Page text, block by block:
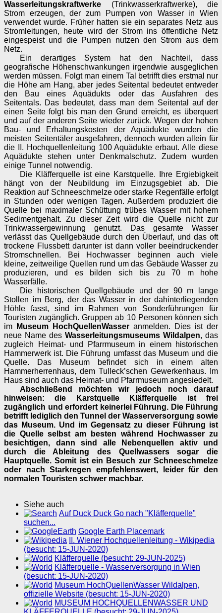
Wasserleitungskraftwerke (Trinkwasserkraftwerke), die
Strom erzeugen, der zum Pumpen von Wasser in Wien
verwendet wurde. Früher hatten sie ein separates Netz aus
Stromleitungen, heute wird der Strom ins öffentliche Netz
eingespeist und die Pumpen nutzen den Strom aus dem
Netz.
Ein derartiges System hat den Nachteil, dass
geografische Höhenschwankungen irgendwie ausgeglichen
werden müssen. Folgt man einem Tal betrifft dies erstmal nur
die Höhe am Hang, aber jedes Seitental bedeutet entweder
den Bau eines Aquädukts oder das Ausfahren des
Seitentals. Das bedeutet, dass man dem Seitental auf der
einen Seite folgt bis man den Grund erreicht, es überquert
und auf der anderen Seite wieder zurück. Wegen der hohen
Bau- und Erhaltungskosten der Aquädukte wurden die
meisten Seitentäler ausgefahren, dennoch wurden allein für
die II. Hochquellenleitung 100 Aquädukte erbaut. Alle diese
Aquädukte stehen unter Denkmalschutz. Zudem wurden
einige Tunnel notwendig.
Die Kläfferquelle ist eine Karstquelle. Ihre Ergiebigkeit
hängt von der Neubildung im Einzugsgebiet ab. Die
Reaktion auf Schneeschmelze oder starke Regenfälle erfolgt
in Stunden oder wenigen Tagen. Außerdem produziert die
Quelle bei maximaler Schüttung trübes Wasser mit hohem
Sedimentgehalt. Zu dieser Zeit wird die Quelle nicht zur
Trinkwassergewinnung genutzt. Das gesamte Wasser
verlässt das Quellgebäude durch den Überlauf, und das oft
trockene Flussbett darunter ist dann voller beeindruckender
Stromschnellen. Bei Hochwasser beginnen auch viele
kleine, zeitweilige Quellen rund um das Gebäude Wasser zu
produzieren, und es bilden sich bis zu 70 m hohe
Wasserfälle.
Die historischen Quellgebäude und der 90 m lange
Stollen im Berg, der das Wasser in der dahinterliegenden
Höhle fasst, sind im Rahmen von Sonderführungen für
Touristen zugänglich. Gruppen ab 10 Personen können sich
im
Museum HochQuellenWasser anmelden. Dies ist der
neue Name des Wasserleitungsmuseums Wildalpen, das
zugleich Heimat- und Pfarrmuseum in einem historischen
Hammerwerk ist. Die Führung umfasst das Museum und die
Quelle. Das Museum befindet sich in einem alten
Hammerherrenhaus, dem Tulleck’schen Gewerkenhaus. Im
Haus sind auch das Heimat- und Pfarrmuseum angesiedelt.
Abschließend möchten wir jedoch noch darauf
hinweisen: die Karstquelle Kläfferquelle ist frei
zugänglich und erfordert keinerlei Führung. Die Führung
betrifft lediglich den Tunnel der Wasserversorgung sowie
das Museum. Und im Gegensatz zu dieser Führung ist
die Quelle selbst am besten während Hochwasser zu
besichtigen, dann sind alle Nebenquellen aktiv und
durch die Ableitung des Quellwassers sogar die
Hauptquelle. Somit ist ein Besuch zur Schneeschmelze
oder nach Starkregen empfehlenswert, leider für den
normalen Touristen schwer machbar.
Siehe auch
Auf Duck Duck Go nach "Kläfferquelle"
suchen...
Google Earth Placemark
II. Wiener Hochquellenleitung - Wikipedia
(besucht: 15-JUN-2020)
Kläfferquelle (besucht: 29-JUN-2025)
Kläfferquelle - Wasserversorgung in Wien
(besucht: 15-JUN-2020)
Museum HochQuellenWasser Wildalpen,
offizielle Website (besucht: 15-JUN-2020)
MUSEUM HOCHQUELLENWASSER UND